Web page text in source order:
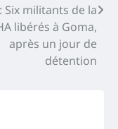
Six militants de la
libérés à Goma,
après un jour de
détention